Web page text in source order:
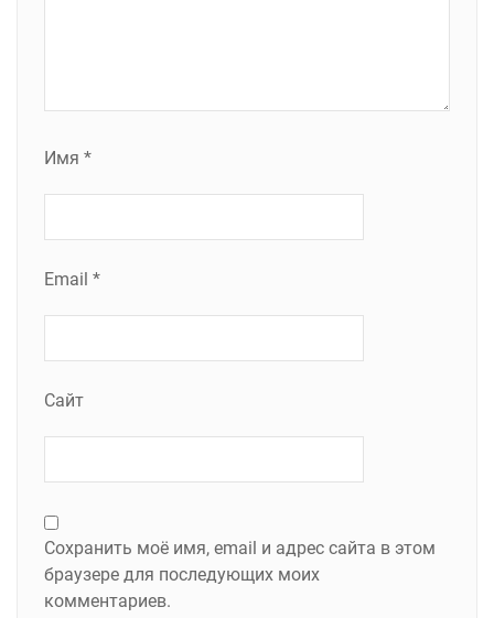
Имя *
Email *
Сайт
Сохранить моё имя, email и адрес сайта в этом
браузере для последующих моих
комментариев.